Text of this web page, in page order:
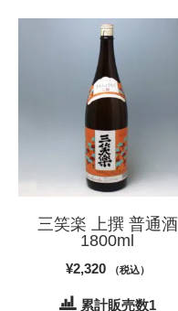
三笑楽 上撰 普通酒
1800ml
¥2,320 （税込）
累計販売数1